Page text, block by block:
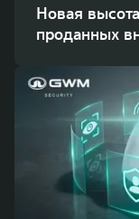
Новая
проданных